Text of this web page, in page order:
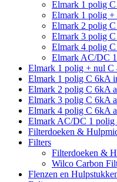
Elmark 1 polig
Elmark 1 polig
Elmark 2 polig
Elmark 3 polig
Elmark 4 polig
Elmark AC/DC
Elmark 1 polig + nul C
Elmark 1 polig C 6kA
Elmark 2 polig C 6kA
Elmark 3 polig C 6kA
Elmark 4 polig C 6kA
Elmark AC/DC 1 polig
Filterdoeken &
Filters
Filterdoeken &
Wilco Carbon
Flenzen en